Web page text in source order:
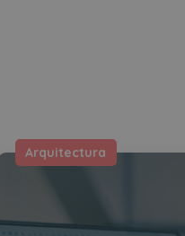
Arquitectura